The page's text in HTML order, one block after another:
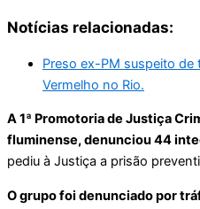
Notícias relacionadas:
Preso ex-PM suspeito
Vermelho no Rio.
A 1ª Promotoria de Justiça
fluminense, denunciou 44
pediu à Justiça a prisão
O grupo foi denunciado por